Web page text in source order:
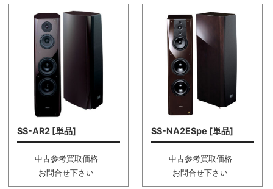
SS-AR2 [単品]
中古参考買取価格
お問合せ下さい
SS-NA2ESpe [単品]
中古参考買取価格
お問合せ下さい